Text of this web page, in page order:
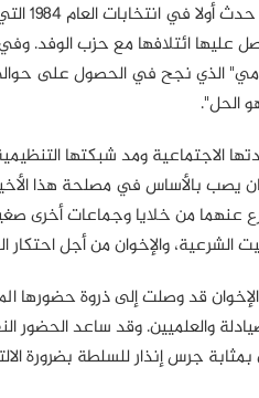
الحل".
الاجتماعية ومد شبكتها
يصب بالأساس في مصلحة هذا
عنهما من خلايا وجماعات أخرى
الشرعية، والإخوان من أجل احتكار
قد وصلت إلى ذروة حضورها
والعلميين. وقد ساعد
بمثابة جرس إنذار للسلطة بضرورة